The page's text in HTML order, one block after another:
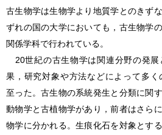
古生物学は生物学より地質学とのきず
ずれの国の大学においても， 古生物学
関係学科で行われている。
20世紀の古生物学は関連分野の発
果，研究対象や方法などによって多
至った。古生物の系統発生と分類に関
動物学と古植物学があり，前者はさら
物学に分かれる。生痕化石を対象とす